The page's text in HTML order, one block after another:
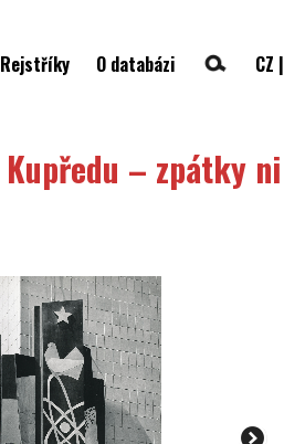
Rejstříky O databázi CZ |
Kupředu – zpátky ni